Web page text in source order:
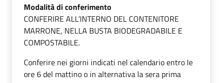
Modalità di conferimento
CONFERIRE ALL’INTERNO DEL CONTENITORE
MARRONE, NELLA BUSTA BIODEGRADABILE E
COMPOSTABILE.
Conferire nei giorni indicati nel calendario entro le
ore 6 del mattino o in alternativa la sera prima